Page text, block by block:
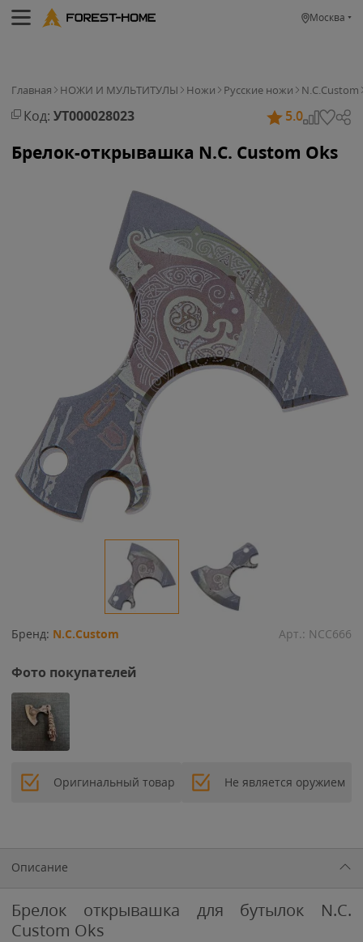
Москва
Главная НОЖИ И МУЛЬТИТУЛЫ Ножи Русские ножи N.C.Custom
Код: УТ000028023 5.0
Брелок-открывашка N.C. Custom Oks
Бренд: N.C.Custom Арт.: NCC666
Фото покупателей
Оригинальный товар Не является оружием
Описание
Брелок открывашка для бутылок N.C.
Custom Oks